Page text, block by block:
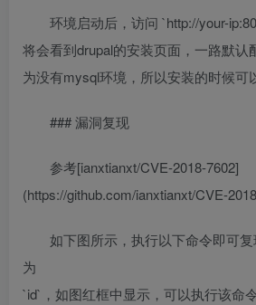
环境启动后，访问 `http://your-
将会看到drupal的安装页面，一路默认
为没有mysql环境，所以安装的时候可
### 漏洞复现
参考[ianxtianxt/CVE-2018-7602]
(https://github.com/ianxtianxt/CVE-
如下图所示，执行以下命令即可
为
`id`，如图红框中显示，可以执行该命令